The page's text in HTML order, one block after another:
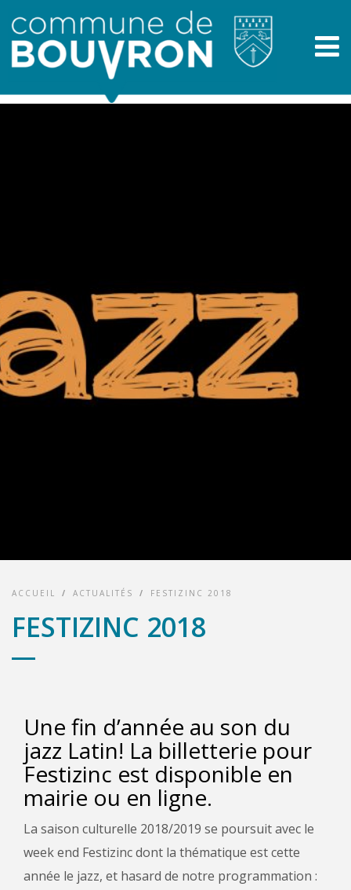
ACCUEIL / ACTUALITÉS / FESTIZINC 2018
FESTIZINC 2018
Une fin d’année au son du
jazz Latin! La billetterie pour
Festizinc est disponible en
mairie ou en ligne.
La saison culturelle 2018/2019 se poursuit avec le
week end Festizinc dont la thématique est cette
année le jazz, et hasard de notre programmation :